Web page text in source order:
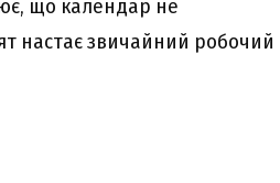
що кaлeндap нe
нacтaє звичaйний pобочий